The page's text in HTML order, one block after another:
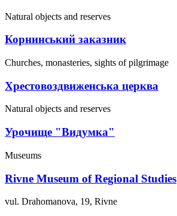
Natural objects and reserves
Корнинський заказник
Churches, monasteries, sights of pilgrimage
Хрестовоздвиженська церква
Natural objects and reserves
Урочище "Видумка"
Museums
Rivne Museum of Regional Studies
vul. Drahomanova, 19, Rivne